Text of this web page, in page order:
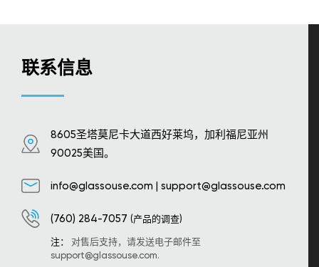
联系信息
8605圣塔莫尼卡大道西好莱坞，加利福尼亚州
90025美国。
info@glassouse.com | support@glassouse.com
(760) 284-7057 (产品的调查)
注： 对售后支持，请发送电子邮件至
support@glassouse.com.